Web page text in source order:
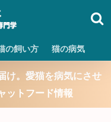
の飼い方 猫の病気
け。愛猫を病気にさせ
ットフード情報